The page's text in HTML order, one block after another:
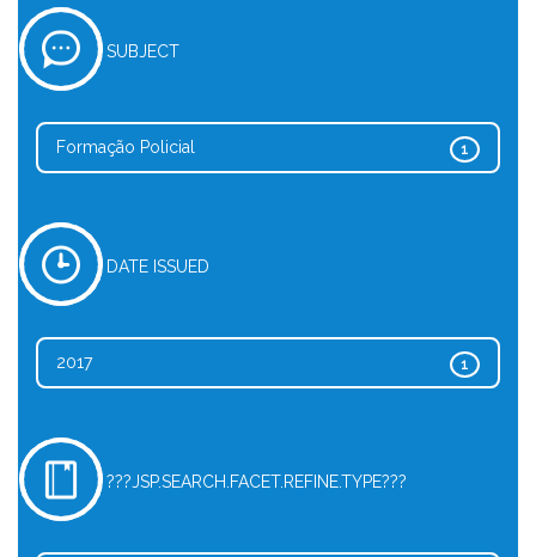
SUBJECT
1
Formação Policial
DATE ISSUED
1
2017
???JSP.SEARCH.FACET.REFINE.TYPE???